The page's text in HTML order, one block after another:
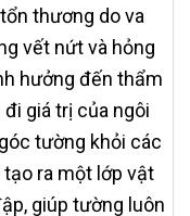
thương do va
vết nứt và hỏng
hưởng đến thẩm
giá trị của ngôi
tường khỏi các
ra một lớp vật
giúp tường luôn